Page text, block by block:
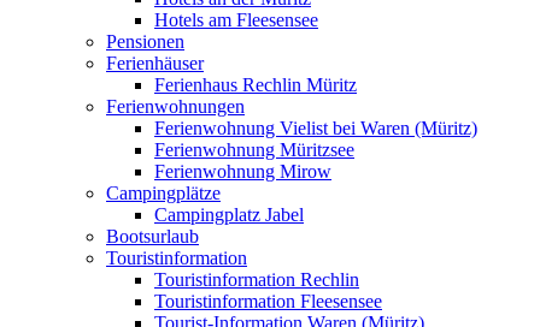
Hotels am Fleesensee
Pensionen
Ferienhäuser
Ferienhaus Rechlin Müritz
Ferienwohnungen
Ferienwohnung Vielist bei Waren (Müritz)
Ferienwohnung Müritzsee
Ferienwohnung Mirow
Campingplätze
Campingplatz Jabel
Bootsurlaub
Touristinformation
Touristinformation Rechlin
Touristinformation Fleesensee